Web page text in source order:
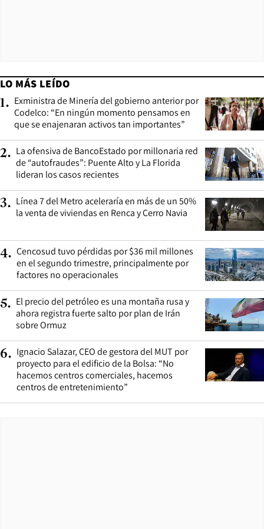
LO MÁS LEÍDO
1. Exministra de Minería del gobierno anterior por
Codelco: “En ningún momento pensamos en
que se enajenaran activos tan importantes”
2. La ofensiva de BancoEstado por millonaria red
de “autofraudes”: Puente Alto y La Florida
lideran los casos recientes
3. Línea 7 del Metro aceleraría en más de un 50%
la venta de viviendas en Renca y Cerro Navia
4. Cencosud tuvo pérdidas por $36 mil millones
en el segundo trimestre, principalmente por
factores no operacionales
5. El precio del petróleo es una montaña rusa y
ahora registra fuerte salto por plan de Irán
sobre Ormuz
6. Ignacio Salazar, CEO de gestora del MUT por
proyecto para el edificio de la Bolsa: “No
hacemos centros comerciales, hacemos
centros de entretenimiento”